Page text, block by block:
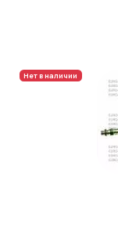
Нет в наличии